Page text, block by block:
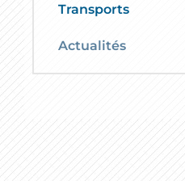
Transports
Actualités